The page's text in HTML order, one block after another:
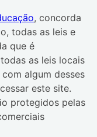
, concorda
todas as leis e
que é
as leis locais
algum desses
este site.
protegidos pelas